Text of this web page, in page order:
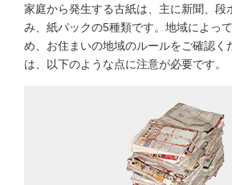
家庭から発生する古紙は、主に新聞、段
み、紙パックの5種類です。地域によっ
め、お住まいの地域のルールをご確認く
は、以下のような点に注意が必要です。